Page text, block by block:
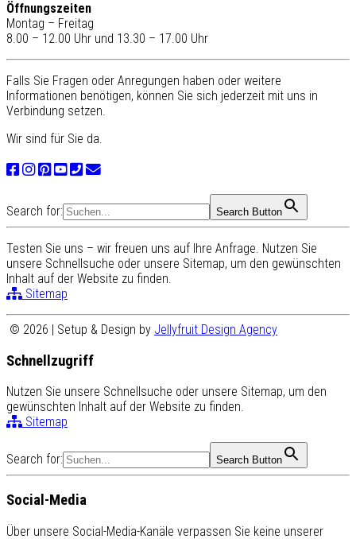
Öffnungszeiten
Montag – Freitag
8.00 – 12.00 Uhr und 13.30 – 17.00 Uhr
Falls Sie Fragen oder Anregungen haben oder weitere
Informationen benötigen, können Sie sich jederzeit mit uns in
Verbindung setzen.
Wir sind für Sie da.
Search for: Search Button
Testen Sie uns – wir freuen uns auf Ihre Anfrage. Nutzen Sie
unsere Schnellsuche oder unsere Sitemap, um den gewünschten
Inhalt auf der Website zu finden.
Sitemap
© 2026 | Setup & Design by Jellyfruit Design Agency
Schnellzugriff
Nutzen Sie unsere Schnellsuche oder unsere Sitemap, um den
gewünschten Inhalt auf der Website zu finden.
Sitemap
Search for: Search Button
Social-Media
Über unsere Social-Media-Kanäle verpassen Sie keine unserer